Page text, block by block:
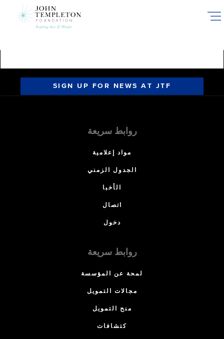
SIGN UP FOR NEWS AT JTF
روابط سريعة
مواد إعلامية
الجدول الزمني
الأخبا
اتصال
دخول
روابط سريعة
لمحة عن المؤسسة
مجالات التمويل
منح التمويل
كتشافات